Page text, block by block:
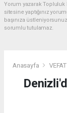
Yorum yazarak Topluluk
sitesine yaptığınız
başınıza
sorumlu tutulamaz.
Anasayfa